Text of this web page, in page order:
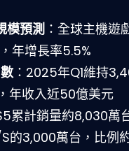
模預測 ：全球主機遊
年增長率5.5%
：2025年Q1維持
年收入近50億美元
累計銷量約8,030萬
的3,000萬台，比例